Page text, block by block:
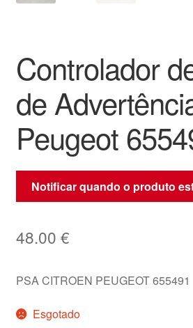
Termos e Condições
Transporte
Controlador
de
Peugeot
Notificar quando o produto
48.00 €
PSA CITROEN PEUGEOT 655491
Esgotado